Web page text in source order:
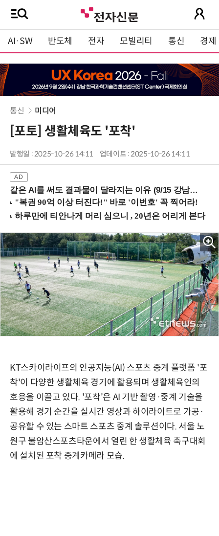
AI·SW 반도체 전자 모빌리티 통신 경제
통신 미디어
[포토] 생활체육도 '포착'
발행일 : 2025-10-26 14:11 업데이트 : 2025-10-26 14:11
같은 AI를 써도 결과물이 달라지는 이유 (9/15 강남역)
KT스카이라이프의 인공지능(AI) 스포츠 중계 플랫폼 '포
착'이 다양한 생활체육 경기에 활용되며 생활체육인의
호응을 이끌고 있다. '포착'은 AI 기반 촬영·중계 기술을
활용해 경기 순간을 실시간 영상과 하이라이트로 가공·
공유할 수 있는 스마트 스포츠 중계 솔루션이다. 서울 노
원구 불암산스포츠타운에서 열린 한 생활체육 축구대회
에 설치된 포착 중계카메라 모습.